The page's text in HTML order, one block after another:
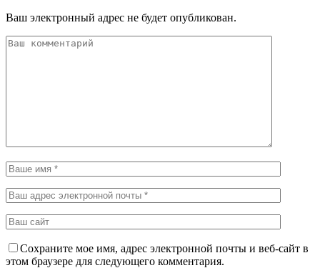
Ваш электронный адрес не будет опубликован.
Сохраните мое имя, адрес электронной почты и веб-сайт в
этом браузере для следующего комментария.